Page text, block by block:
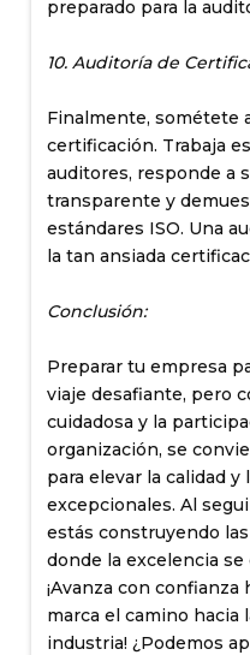
preparado para la
10. Auditoría de
Finalmente, sométete
certificación. Trabaja
auditores, responde a
transparente y
estándares ISO. Una
la tan ansiada
Conclusión:
Preparar tu empresa
viaje desafiante, pero
cuidadosa y la
organización, se
para elevar la calidad
excepcionales. Al
estás construyendo
donde la excelencia
¡Avanza con
marca el camino hacia
industria! ¿Podemos